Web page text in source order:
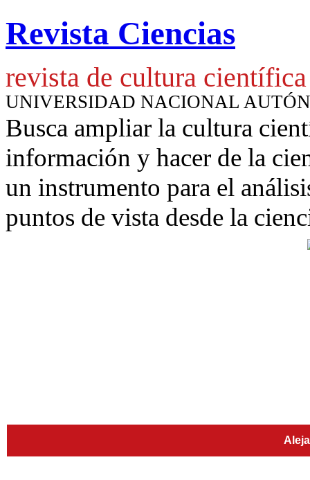
Revista Ciencias
revista de cultura científica
UNIVERSIDAD NACIONAL
Busca ampliar la cultura
información y hacer de la
un instrumento para el
puntos de vista desde la